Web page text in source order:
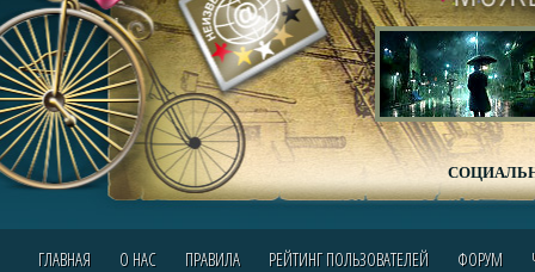
ГЛАВНАЯ О НАС ПРАВИЛА РЕЙТИНГ ПОЛЬЗОВАТЕЛЕЙ ФОРУМ